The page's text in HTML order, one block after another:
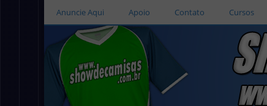
Anuncie Aqui Apoio Contato Cursos